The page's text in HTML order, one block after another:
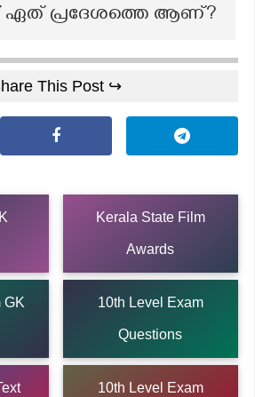
ഏത് പ്രദേശത്തെ ആണ്?
This Post ↪
Kerala State Film
Awards
GK 10th Level Exam
Questions
10th Level Exam